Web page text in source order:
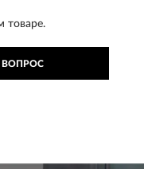
товаре.
ВОПРОС